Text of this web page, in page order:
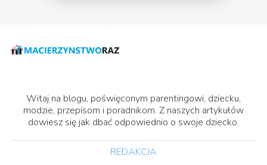
Witaj na blogu, poświęconym parentingowi, dziecku,
modzie, przepisom i poradnikom. Z naszych artykułów
dowiesz się jak dbać odpowiednio o swoje dziecko.
REDAKCJA